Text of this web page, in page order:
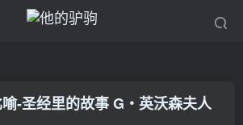
-圣经里的故事 G‧英沃森夫人